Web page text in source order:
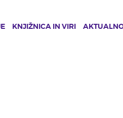
KNJIŽNICA IN VIRI